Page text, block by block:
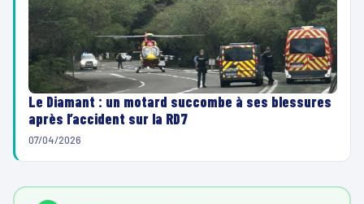
Le Diamant : un motard succombe à ses blessures
après l’accident sur la RD7
07/04/2026